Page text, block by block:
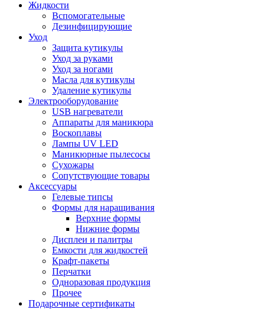
Жидкости
Вспомогательные
Дезинфицирующие
Уход
Защита кутикулы
Уход за руками
Уход за ногами
Масла для кутикулы
Удаление кутикулы
Электрооборудование
USB нагреватели
Аппараты для маникюра
Воскоплавы
Лампы UV LED
Маникюрные пылесосы
Сухожары
Сопутствующие товары
Аксессуары
Гелевые типсы
Формы для наращивания
Верхние формы
Нижние формы
Дисплеи и палитры
Емкости для жидкостей
Крафт-пакеты
Перчатки
Одноразовая продукция
Прочее
Подарочные сертификаты